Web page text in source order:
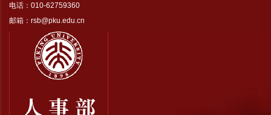
电话：010-62759360
邮箱：rsb@pku.edu.cn